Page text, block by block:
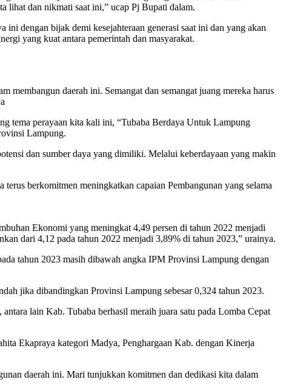
lihat dan nikmati saat ini,” ucap Pj Bupati dalam.
dengan bijak demi kesejahteraan generasi saat ini dan yang akan
yang kuat antara pemerintah dan masyarakat.
membangun daerah ini. Semangat dan semangat juang mereka harus
tema perayaan kita kali ini, “Tubaba Berdaya Untuk Lampung
Lampung.
dan sumber daya yang dimiliki. Melalui keberdayaan yang makin
berkomitmen meningkatkan capaian Pembangunan yang selama
Ekonomi yang meningkat 4,49 persen di tahun 2022 menjadi
dari 4,12 pada tahun 2022 menjadi 3,89% di tahun 2023,” urainya.
tahun 2023 masih dibawah angka IPM Provinsi Lampung dengan
jika dibandingkan Provinsi Lampung sebesar 0,324 tahun 2023.
lain Kab. Tubaba berhasil meraih juara satu pada Lomba Cepat
Ekapraya kategori Madya, Penghargaan Kab. dengan Kinerja
daerah ini. Mari tunjukkan komitmen dan dedikasi kita dalam